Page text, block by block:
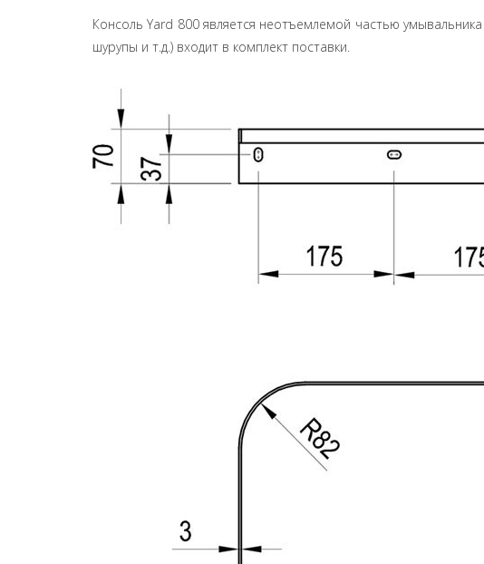
Консоль Yard 800 является неотъемлемой частью
шурупы и т.д.) входит в комплект поставки.